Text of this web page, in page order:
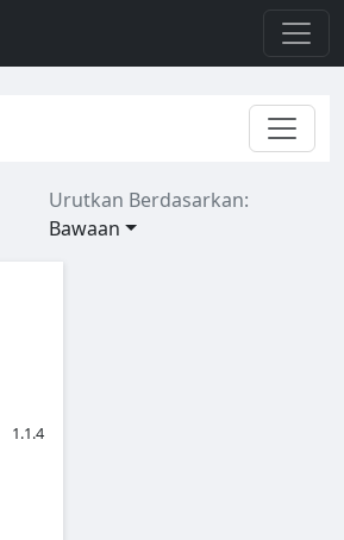
Urutkan Berdasarkan:
Bawaan
1.1.4